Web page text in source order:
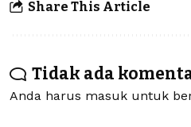
Share This Article
Tidak ada
Anda harus masuk untuk